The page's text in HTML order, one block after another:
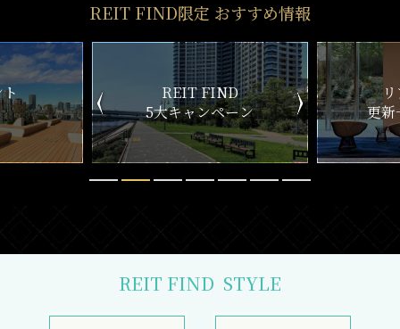
REIT FIND限定 おすすめ情報
ン
リアルタイム
更新一覧チェック
新
REIT FIND STYLE